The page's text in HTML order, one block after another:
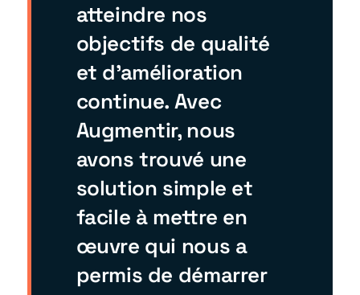
atteindre nos
objectifs de qualité
et d'amélioration
continue. Avec
Augmentir, nous
avons trouvé une
solution simple et
facile à mettre en
œuvre qui nous a
permis de démarrer